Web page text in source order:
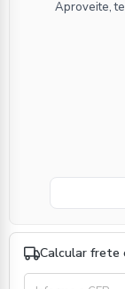
Aproveite,
Calcular frete